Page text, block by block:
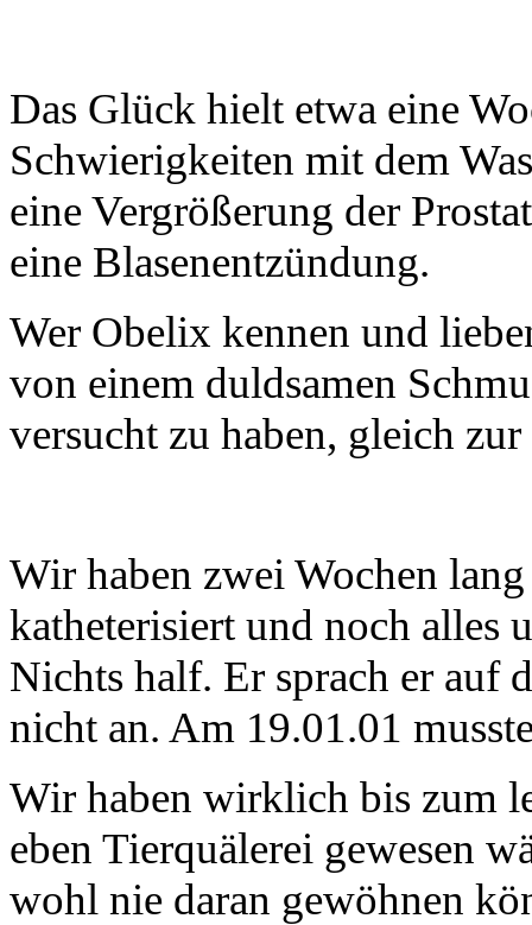
Das Glück hielt etwa eine
Schwierigkeiten mit dem
eine Vergrößerung der
eine Blasenentzündung.
Wer Obelix kennen und
von einem duldsamen
versucht zu haben, gleich
Wir haben zwei Wochen
katheterisiert und noch alles
Nichts half. Er sprach er auf
nicht an. Am 19.01.01
Wir haben wirklich bis zum
eben Tierquälerei gewesen
wohl nie daran gewöhnen